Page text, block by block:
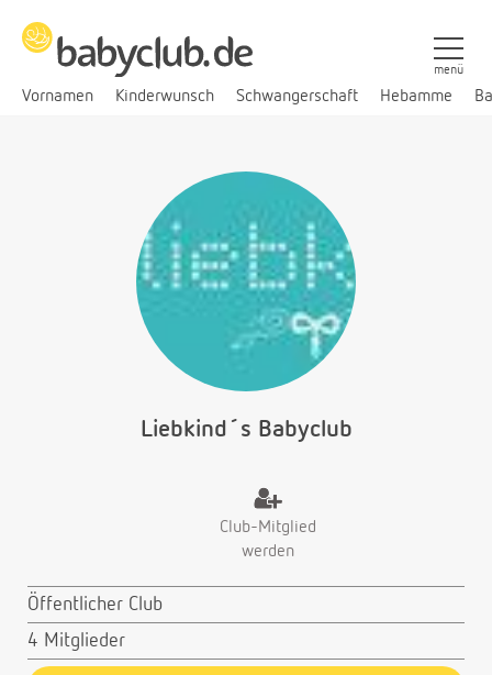
Vornamen Kinderwunsch Schwangerschaft Hebamme
menü
Liebkind´s Babyclub
Club-Mitglied
werden
Öffentlicher Club
4 Mitglieder